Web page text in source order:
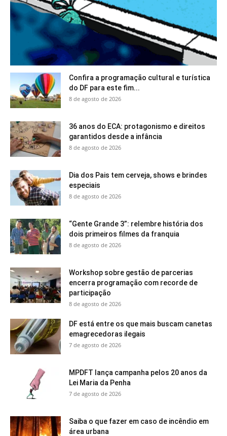
Confira a programação cultural e turística
do DF para este fim...
8 de agosto de 2026
36 anos do ECA: protagonismo e direitos
garantidos desde a infância
8 de agosto de 2026
Dia dos Pais tem cerveja, shows e brindes
especiais
8 de agosto de 2026
“Gente Grande 3”: relembre história dos
dois primeiros filmes da franquia
8 de agosto de 2026
Workshop sobre gestão de parcerias
encerra programação com recorde de
participação
8 de agosto de 2026
DF está entre os que mais buscam canetas
emagrecedoras ilegais
7 de agosto de 2026
MPDFT lança campanha pelos 20 anos da
Lei Maria da Penha
7 de agosto de 2026
Saiba o que fazer em caso de incêndio em
área urbana